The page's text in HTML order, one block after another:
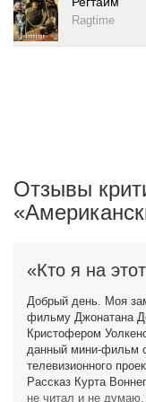
Ragtime
Отзывы
«Кто я на
Добрый день. Моя
фильму Джонатана
Кристофером
данный мини-фильм
телевизионного
Рассказ Курта
не читал и не думаю,